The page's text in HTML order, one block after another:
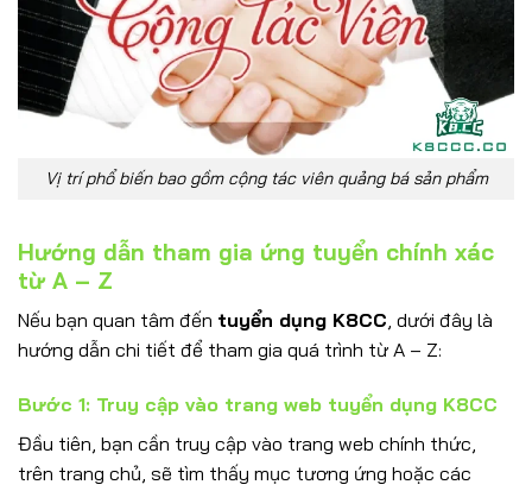
Vị trí phổ biến bao gồm cộng tác viên quảng bá sản phẩm
Hướng dẫn tham gia ứng tuyển chính xác
từ A – Z
Nếu bạn quan tâm đến tuyển dụng K8CC, dưới đây là
hướng dẫn chi tiết để tham gia quá trình từ A – Z:
Bước 1: Truy cập vào trang web tuyển dụng K8CC
Đầu tiên, bạn cần truy cập vào trang web chính thức,
trên trang chủ, sẽ tìm thấy mục tương ứng hoặc các